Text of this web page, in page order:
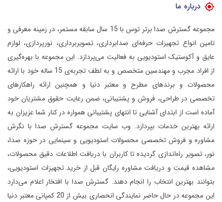
درباره ما
مجموعه گسترش صدا برتر توس با 15 سال سابقه مستمر، در زمینه معرفی و
تامین انواع تجهیزات حرفه‌ای صدابرداری، تصویربرداری، نورپردازی، لوازم
عایق و آکوستیک استودیویی به فعالیت می‌پردازد. این مجموعه با بهره‌گیری
از افراد مجرب و مهندسین متخصص و به لطف تجربه‌ی 15 ساله خود با ارائه
محصولات و برندهای مطرح و معتبر دنیا و همچنین ارائه راهکارهای
تخصصی در طراحی، فروش و پشتیبانی، ضمن رعایت حقوق مشتریان خود
آماده است از ابتدای آشنایی تا انتهای پشتیبانی همواره در کنار شما عزیزان به
ارائه بهترین خدمات بپردازد. وب سایت مجموعه گسترش صدا با نگرش
مشاوره و فروش تخصصی محصولات استودیویی و سینمایی در حوزه صدا،
نور، تصویر راه‌اندازی گردیده تا کاربران با دریافت اطلاعات دقیق محصولات،
مشاهده قیمت و دریافت مشاوره رایگان قبل از خرید تجهیزات استودیویی،
بتوانند بهترین انتخاب را انجام دهند. گسترش صدا با افتخار اعلام می‌دارد
این مجموعه در حال حاضر نمایندگی انحصاری بیش از 20 کمپانی معتبر دنیا